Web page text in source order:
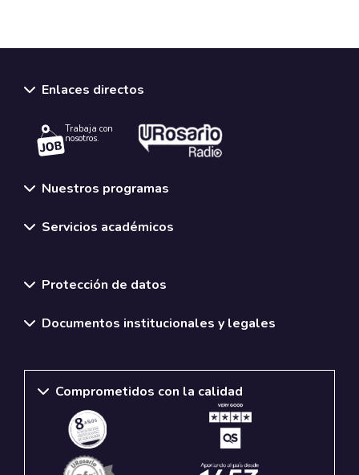
Enlaces directos
Trabaja con
nosotros.
Nuestros programas
Servicios académicos
Protección de datos
Documentos institucionales y legales
Comprometidos con la calidad